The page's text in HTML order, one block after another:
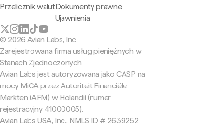
Przelicznik walutDokumenty prawne
Ujawnienia
© 2026 Avian Labs, Inc
Zarejestrowana firma usług pieniężnych w
Stanach Zjednoczonych
Avian Labs jest autoryzowana jako CASP na
mocy MiCA przez Autoriteit Financiële
Markten (AFM) w Holandii (numer
rejestracyjny 41000005).
Avian Labs USA, Inc., NMLS ID # 2639252